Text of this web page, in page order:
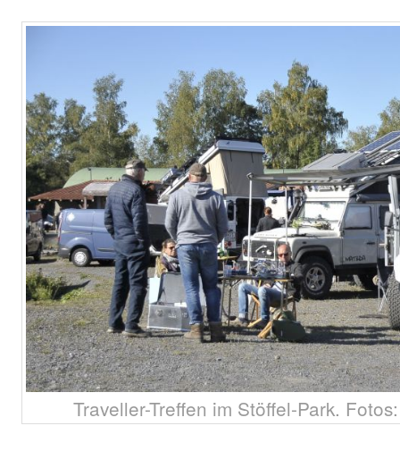
Traveller-Treffen im Stöffel-Park.